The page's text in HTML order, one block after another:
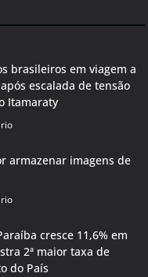
brasileiros em viagem a
escalada de tensão
Itamaraty
armazenar imagens de
cresce 11,6% em
2ª maior taxa de
do País